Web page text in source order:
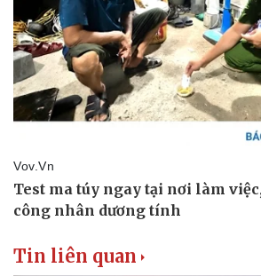
Thể thao
Bóng đá
Lịch thi đấu bóng đá
eSports
Ô tô - Xe
Ô tô
Xe máy
Tư vấn
Tin liên quan